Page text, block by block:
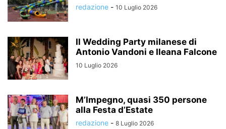
redazione - 10 Luglio 2026
Il Wedding Party milanese di
Antonio Vandoni e Ileana Falcone
10 Luglio 2026
M’Impegno, quasi 350 persone
alla Festa d’Estate
redazione - 8 Luglio 2026